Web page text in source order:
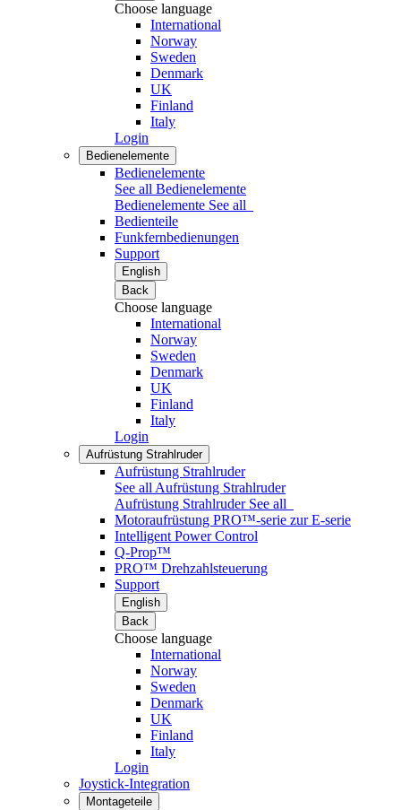
Choose language
International
Norway
Sweden
Denmark
UK
Finland
Italy
Login
Bedienelemente
Bedienelemente
See all Bedienelemente
Bedienelemente See all
Bedienteile
Funkfernbedienungen
Support
English
Back
Choose language
International
Norway
Sweden
Denmark
UK
Finland
Italy
Login
Aufrüstung Strahlruder
Aufrüstung Strahlruder
See all Aufrüstung Strahlruder
Aufrüstung Strahlruder See all
Motoraufrüstung PRO™-serie zur E-serie
Intelligent Power Control
Q-Prop™
PRO™ Drehzahlsteuerung
Support
English
Back
Choose language
International
Norway
Sweden
Denmark
UK
Finland
Italy
Login
Joystick-Integration
Montageteile